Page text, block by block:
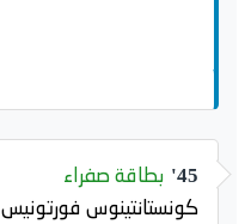
45' بطاقة صفراء
كونستانتينوس فورتونيس